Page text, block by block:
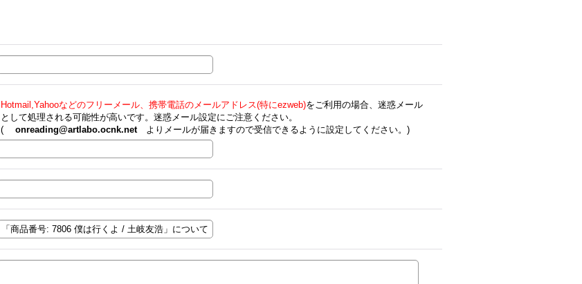
Hotmail,Yahooなどのフリーメール、携帯電話のメールアドレス(特にezweb)をご利用の場合、迷惑メール
として処理される可能性が高いです。迷惑メール設定にご注意ください。
( onreading@artlabo.ocnk.netよりメールが届きますので受信できるように設定してください。)